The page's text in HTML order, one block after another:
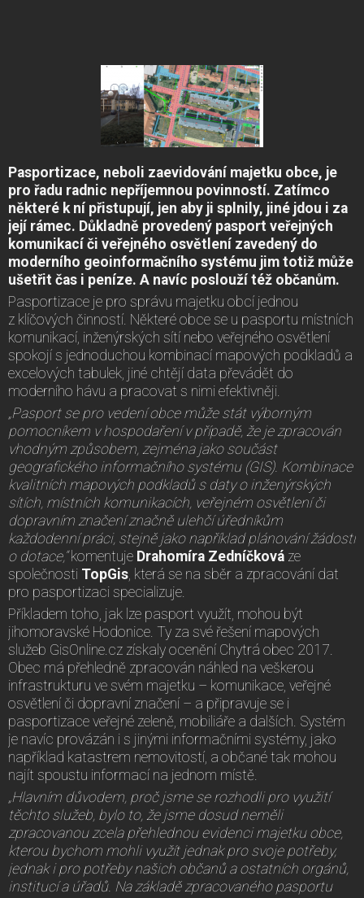
Pasportizace, neboli zaevidování majetku obce, je
pro řadu radnic nepříjemnou povinností. Zatímco
některé k ní přistupují, jen aby ji splnily, jiné jdou i za
její rámec. Důkladně provedený pasport veřejných
komunikací či veřejného osvětlení zavedený do
moderního geoinformačního systému jim totiž může
ušetřit čas i peníze. A navíc poslouží též občanům.
Pasportizace je pro správu majetku obcí jednou
z klíčových činností. Některé obce se u pasportu místních
komunikací, inženýrských sítí nebo veřejného osvětlení
spokojí s jednoduchou kombinací mapových podkladů a
excelových tabulek, jiné chtějí data převádět do
moderního hávu a pracovat s nimi efektivněji.
„Pasport se pro vedení obce může stát výborným
pomocníkem v hospodaření v případě, že je zpracován
vhodným způsobem, zejména jako součást
geografického informačního systému (GIS). Kombinace
kvalitních mapových podkladů s daty o inženýrských
sítích, místních komunikacích, veřejném osvětlení či
dopravním značení značně ulehčí úředníkům
každodenní práci, stejně jako například plánování žádostí
o dotace,“komentuje Drahomíra Zedníčková ze
společnosti TopGis , která se na sběr a zpracování dat
pro pasportizaci specializuje.
Příkladem toho, jak lze pasport využít, mohou být
jihomoravské Hodonice. Ty za své řešení mapových
služeb GisOnline.cz získaly ocenění Chytrá obec 2017.
Obec má přehledně zpracován náhled na veškerou
infrastrukturu ve svém majetku – komunikace, veřejné
osvětlení či dopravní značení – a připravuje se i
pasportizace veřejné zeleně, mobiliáře a dalších. Systém
je navíc provázán i s jinými informačními systémy, jako
například katastrem nemovitostí, a občané tak mohou
najít spoustu informací na jednom místě.
„Hlavním důvodem, proč jsme se rozhodli pro využití
těchto služeb, bylo to, že jsme dosud neměli
zpracovanou zcela přehlednou evidenci majetku obce,
kterou bychom mohli využít jednak pro svoje potřeby,
jednak i pro potřeby našich občanů a ostatních orgánů,
institucí a úřadů. Na základě zpracovaného pasportu